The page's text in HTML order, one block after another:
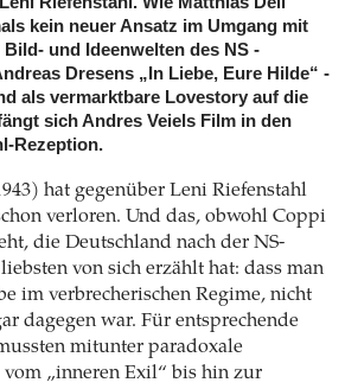
kein neuer Ansatz im Umgang mit
und Ideenwelten des NS
Dresens „In Liebe, Eure Hilde“
als vermarktbare Lovestory auf die
sich Andres Veiels Film in den
Rezeption.
hat gegenüber Leni ­Riefenstahl
verloren. Und das, obwohl Coppi
die Deutschland nach der NS-
von sich erzählt hat: dass man
im verbrecherischen ­Regime, nicht
dagegen war. Für entsprechende
mitunter paradoxale
„inneren Exil“ bis hin zur